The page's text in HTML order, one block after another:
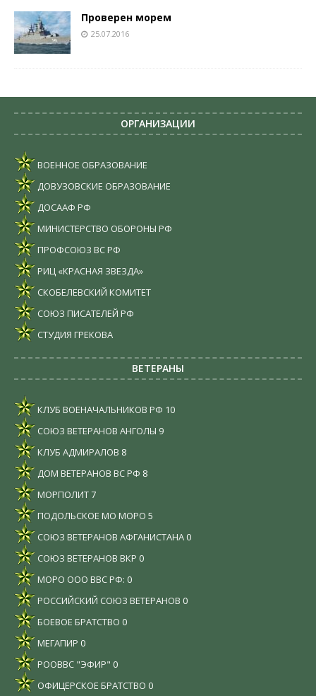
Проверен морем
25.07.2016
ОРГАНИЗАЦИИ
ВОЕННОЕ ОБРАЗОВАНИЕ
ДОВУЗОВСКИЕ ОБРАЗОВАНИЕ
ДОСААФ РФ
МИНИСТЕРСТВО ОБОРОНЫ РФ
ПРОФСОЮЗ ВС РФ
РИЦ «КРАСНАЯ ЗВЕЗДА»
СКОБЕЛЕВСКИЙ КОМИТЕТ
СОЮЗ ПИСАТЕЛЕЙ РФ
СТУДИЯ ГРЕКОВА
ВЕТЕРАНЫ
КЛУБ ВОЕНАЧАЛЬНИКОВ РФ 10
СОЮЗ ВЕТЕРАНОВ АНГОЛЫ 9
КЛУБ АДМИРАЛОВ 8
ДОМ ВЕТЕРАНОВ ВС РФ 8
МОРПОЛИТ7
ПОДОЛЬСКОЕ МО МОРО 5
СОЮЗ ВЕТЕРАНОВ АФГАНИСТАНА 0
СОЮЗ ВЕТЕРАНОВ ВКР 0
МОРО ООО ВВС РФ: 0
РОССИЙСКИЙ СОЮЗ ВЕТЕРАНОВ 0
БОЕВОЕ БРАТСТВО 0
МЕГАПИР 0
РООВВС "ЭФИР" 0
ОФИЦЕРСКОЕ БРАТСТВО 0